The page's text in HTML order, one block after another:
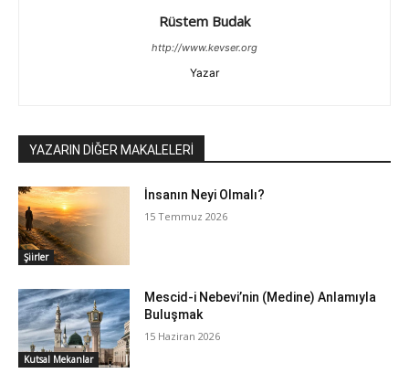
Rüstem Budak
http://www.kevser.org
Yazar
YAZARIN DİĞER MAKALELERİ
Şiirler
İnsanın Neyi Olmalı?
15 Temmuz 2026
Kutsal Mekanlar
Mescid-i Nebevi’nin (Medine) Anlamıyla
Buluşmak
15 Haziran 2026